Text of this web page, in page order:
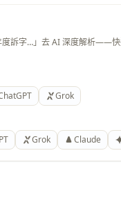
訴字…」去 AI 深度解析——快
Grok
Grok Claude